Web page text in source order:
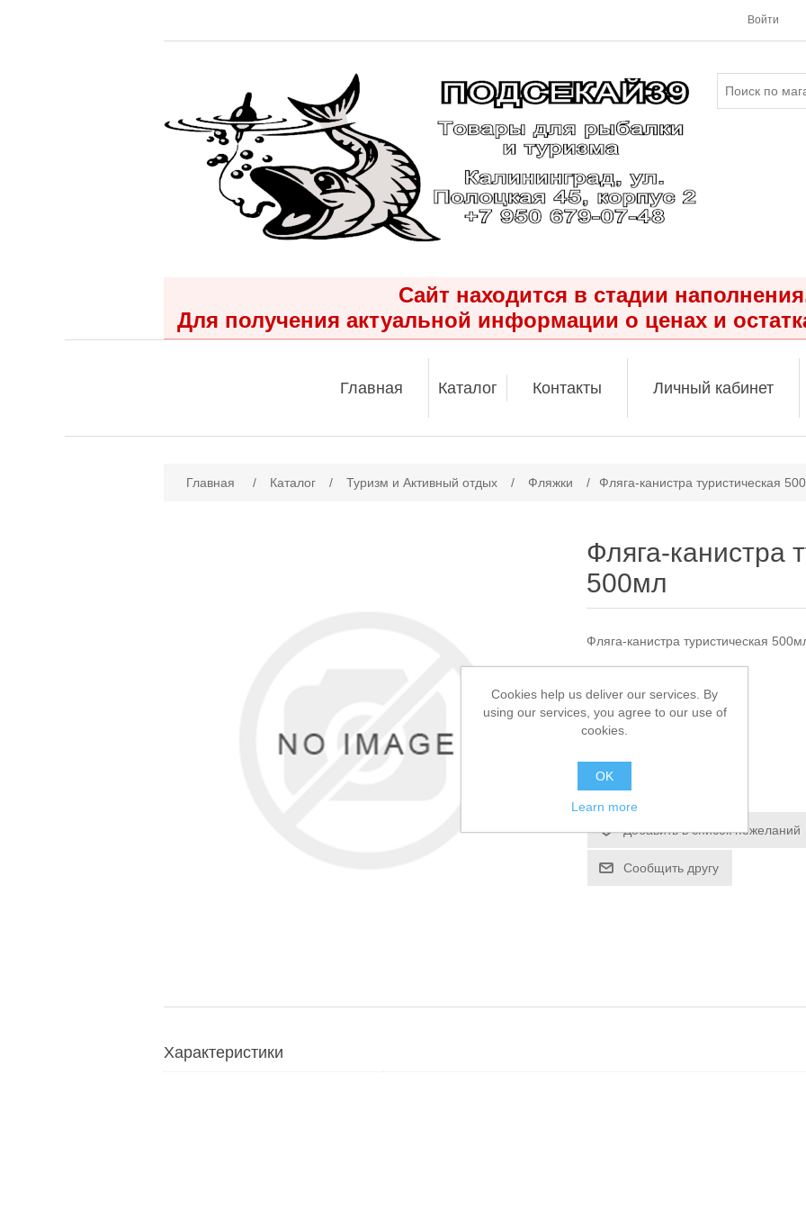
Войти
Сайт находится в стадии
Для получения актуальной информации о ценах и
Главная Каталог Контакты Личный кабинет
Главная / Каталог / Туризм и Активный отдых / Фляжки / Фляга-канистра туристическая
Фляга-канистра
500мл
Фляга-канистра туристическая
1 900,00 ₽
Добавить в список пожеланий
Сообщить другу
Характеристики
Cookies help us deliver our services. By
using our services, you agree to our use of
cookies.
OK
Learn more